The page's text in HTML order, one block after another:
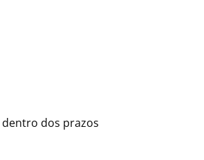
dos prazos